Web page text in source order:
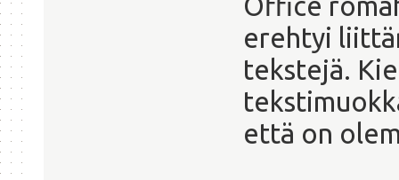
erehtyi
tekstejä.
että on